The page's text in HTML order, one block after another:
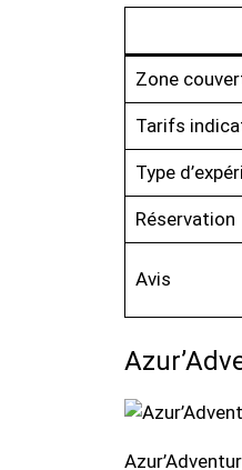
Zone
Tarifs
Type
Réservation
Avis